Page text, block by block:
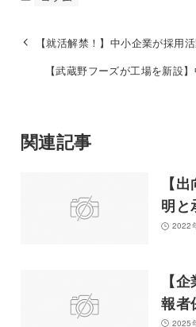
【就活解禁！】中小企業が採用
【武蔵野フーズが工場を新設
関連記事
【
明と
2022
【
報者
2025